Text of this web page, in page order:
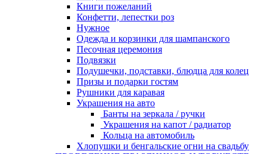
Книги пожеланий
Конфетти, лепестки роз
Нужное
Одежда и корзинки для шампанского
Песочная церемония
Подвязки
Подушечки, подставки, блюдца для колец
Призы и подарки гостям
Рушники для каравая
Украшения на авто
Банты на зеркала / ручки
Украшения на капот / радиатор
Кольца на автомобиль
Хлопушки и бенгальские огни на свадьбу